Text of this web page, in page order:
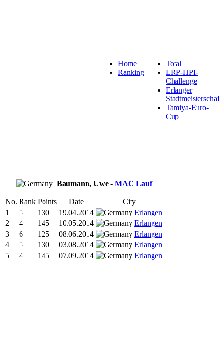
Home
Ranking
Total
LRP-HPI-
Challenge
Erlanger
Tamiya-Euro-
Cup
Baumann, Uwe - MAC Lauf
No. Rank Points Date
City
1
5 130 19.04.2014
Erlangen
2
4 145 10.05.2014
Erlangen
3
6 125 08.06.2014
Erlangen
4
5 130 03.08.2014
Erlangen
5
4 145 07.09.2014 Erlangen